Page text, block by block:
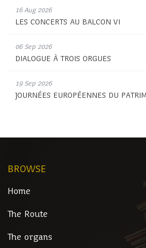
16 Aug 2026
LES CONCERTS AU BALCON VI
06 Sep 2026
DIALOGUE À TROIS ORGUES
19 Sep 2026
JOURNÉES EUROPÉENNES DU
BROWSE
Home
The Route
The organs